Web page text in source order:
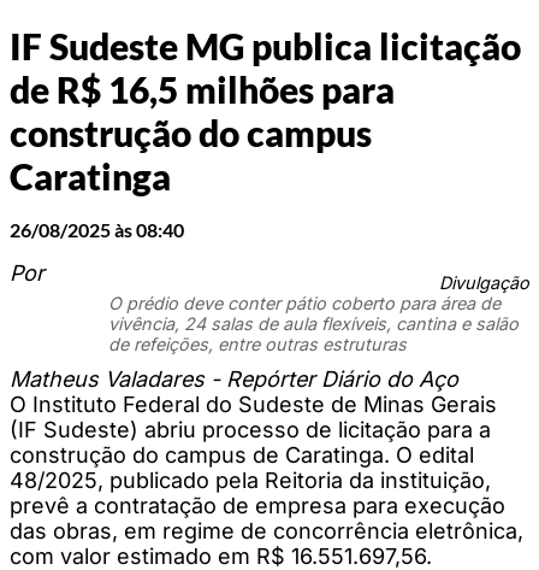
IF Sudeste MG publica licitação
de R$ 16,5 milhões para
construção do campus
Caratinga
26/08/2025 às 08:40
Divulgação
O prédio deve conter pátio coberto para área de
vivência, 24 salas de aula flexíveis, cantina e salão
de refeições, entre outras estruturas
Por
Matheus Valadares - Repórter Diário do Aço
O Instituto Federal do Sudeste de Minas Gerais
(IF Sudeste) abriu processo de licitação para a
construção do campus de Caratinga. O edital
48/2025, publicado pela Reitoria da instituição,
prevê a contratação de empresa para execução
das obras, em regime de concorrência eletrônica,
com valor estimado em R$ 16.551.697,56.